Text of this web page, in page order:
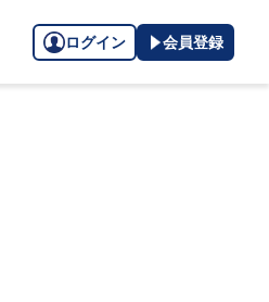
ログイン 会員登録